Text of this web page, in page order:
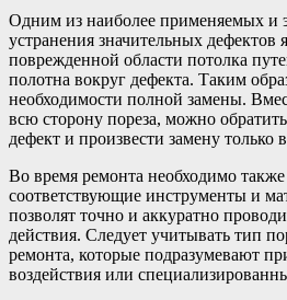
Одним из наиболее применяемых и
устранения значительных дефектов
поврежденной области потолка
полотна вокруг дефекта. Таким
необходимости полной замены.
всю сторону пореза, можно
дефект и произвести замену только
Во время ремонта необходимо
соответствующие инструменты и
позволят точно и аккуратно
действия. Следует учитывать тип
ремонта, которые подразумевают
воздействия или